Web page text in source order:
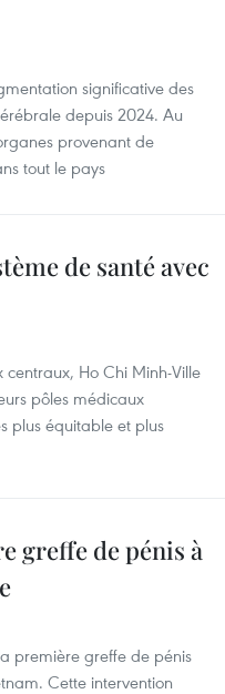
significative des
depuis 2024. Au
provenant de
tout le pays
de santé avec
Ho Chi Minh-Ville
pôles médicaux
plus équitable et plus
greffe de pénis à
première greffe de pénis
Cette intervention